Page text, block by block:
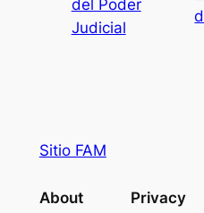
del Poder
Judicial
Sitio FAM
About Privacy